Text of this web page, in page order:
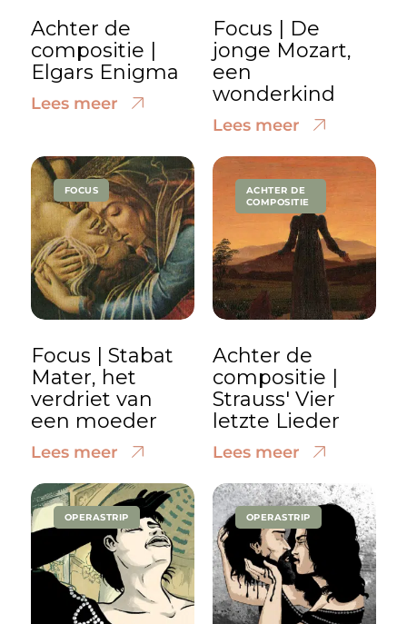
Achter de
compositie |
Elgars Enigma
Lees meer
Focus | De
jonge Mozart,
een
wonderkind
Lees meer
FOCUS
Focus | Stabat
Mater, het
verdriet van
een moeder
Lees meer
ACHTER DE
COMPOSITIE
Achter de
compositie |
Strauss' Vier
letzte Lieder
Lees meer
OPERASTRIP OPERASTRIP